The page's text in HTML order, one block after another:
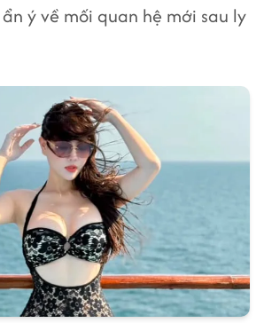
ý về mối quan hệ mới sau ly